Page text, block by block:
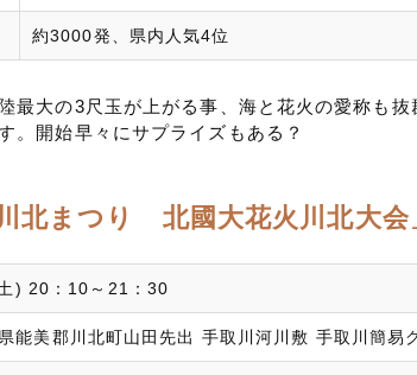
約3000発、県内人気4位
最大の3尺玉が上がる事、海と花火の愛称も
。開始早々にサプライズもある？
北まつり 北國大花火川北大会
) 20：10～21：30
能美郡川北町山田先出 手取川河川敷 手取川簡易